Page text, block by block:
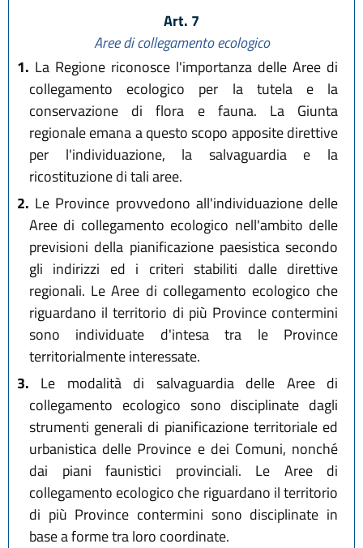
Art. 7
Aree di collegamento ecologico
1. La Regione riconosce l'importanza delle Aree di
collegamento ecologico per la tutela e la
conservazione di flora e fauna. La Giunta
regionale emana a questo scopo apposite direttive
per l'individuazione, la salvaguardia e la
ricostituzione di tali aree.
2. Le Province provvedono all'individuazione delle
Aree di collegamento ecologico nell'ambito delle
previsioni della pianificazione paesistica secondo
gli indirizzi ed i criteri stabiliti dalle direttive
regionali. Le Aree di collegamento ecologico che
riguardano il territorio di più Province contermini
sono individuate d'intesa tra le Province
territorialmente interessate.
3. Le modalità di salvaguardia delle Aree di
collegamento ecologico sono disciplinate dagli
strumenti generali di pianificazione territoriale ed
urbanistica delle Province e dei Comuni, nonché
dai piani faunistici provinciali. Le Aree di
collegamento ecologico che riguardano il territorio
di più Province contermini sono disciplinate in
base a forme tra loro coordinate.